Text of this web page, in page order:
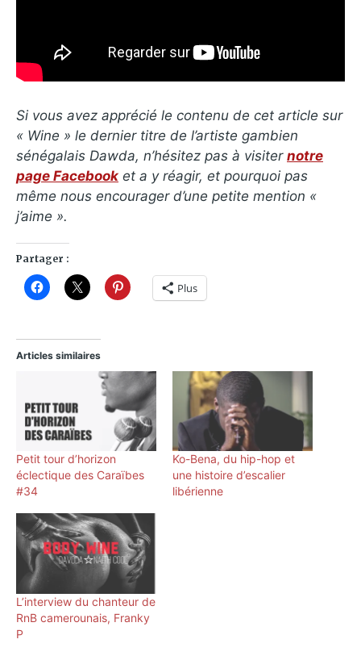
Si vous avez apprécié le contenu de cet article sur
« Wine » le dernier titre de l’artiste gambien
sénégalais Dawda, n’hésitez pas à visiter notre
page Facebook et a y réagir, et pourquoi pas
même nous encourager d’une petite mention «
j’aime ».
Partager :
Plus
Articles similaires
Petit tour d’horizon
éclectique des Caraïbes
#34
Ko-Bena, du hip-hop et
une histoire d’escalier
libérienne
L’interview du chanteur de
RnB camerounais, Franky
P